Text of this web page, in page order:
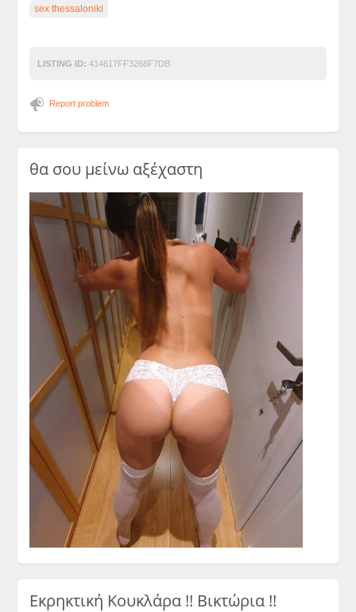
sex thessaloniki
LISTING ID: 414617FF3268F7DB
Report problem
θα σου μείνω αξέχαστη
Εκρηκτική Κουκλάρα !! Βικτώρια !!